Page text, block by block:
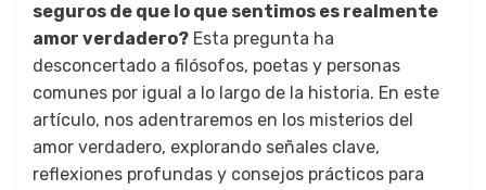
seguros de que lo que sentimos es realmente
amor verdadero? Esta pregunta ha
desconcertado a filósofos, poetas y personas
comunes por igual a lo largo de la historia. En este
artículo, nos adentraremos en los misterios del
amor verdadero, explorando señales clave,
reflexiones profundas y consejos prácticos para